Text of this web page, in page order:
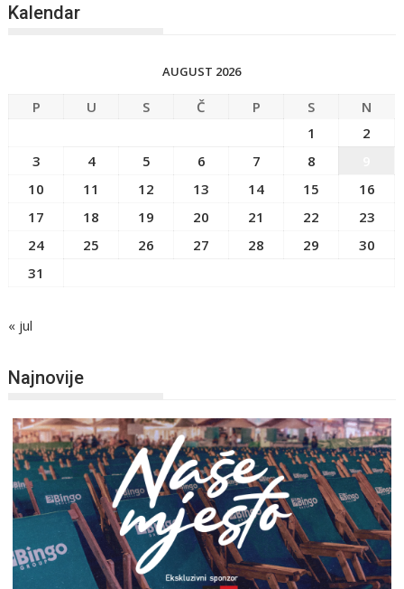
Kalendar
AUGUST 2026
P U S Č P S
N
1
2
3
4 5 6 7 8
10
11 12 13 14 15
16
17
18 19 20 21 22
23
24
25 26 27 28 29
30
31
« jul
Najnovije